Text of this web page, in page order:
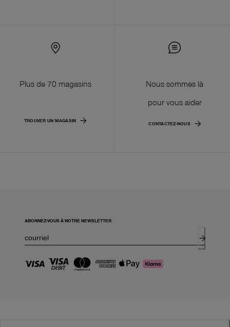
Plus de 70 magasins
TROUVER UN MAGASIN
Nous sommes là
pour vous aider
CONTACTEZ-NOUS
ABONNEZ-VOUS À NOTRE NEWSLETTER